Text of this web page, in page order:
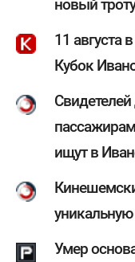
новый
11 августа
Кубок
ищут в
Умер